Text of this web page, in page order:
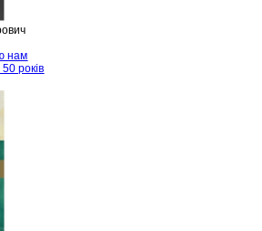
нам
років